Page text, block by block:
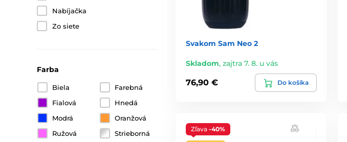
Nabíjačka
Zo siete
Farba
Biela
Farebná
Fialová
Hnedá
Modrá
Oranžová
Ružová
Strieborná
Svakom Sam Neo 2
Skladom, zajtra 7. 8. u vás
76,90 € Do košíka
Zľava -40%